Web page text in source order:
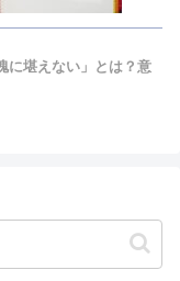
に堪えない」とは？意